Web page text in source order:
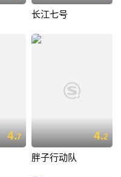
长江七号
4.7 4.2
胖子行动队